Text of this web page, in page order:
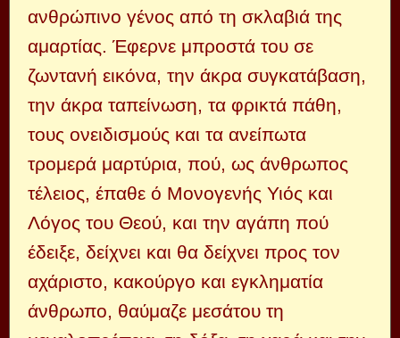
ανθρώπινο γένος από τη σκλαβιά της
αμαρτίας. Έφερνε μπροστά του σε
ζωντανή εικόνα, την άκρα συγκατάβαση,
την άκρα ταπείνωση, τα φρικτά πάθη,
τους ονειδισμούς και τα ανείπωτα
τρομερά μαρτύρια, πού, ως άνθρωπος
τέλειος, έπαθε ό Μονογενής Υιός και
Λόγος του Θεού, και την αγάπη πού
έδειξε, δείχνει και θα δείχνει προς τον
αχάριστο, κακούργο και εγκληματία
άνθρωπο, θαύμαζε μεσάτου τη